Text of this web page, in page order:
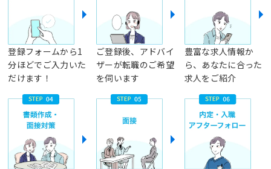
登録フォームから1
分ほどでご入力いた
だけます！
ご登録後、アドバイ
ザーが転職のご希望
を伺います
豊富な求人情報か
ら、あなたに合った
求人をご紹介